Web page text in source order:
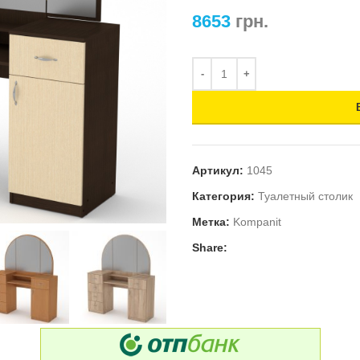
8653 грн.
Артикул: 1045
Категория: Туалетный столик
Метка: Kompanit
Share: